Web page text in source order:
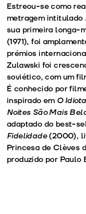
Estreou-se como
metragem intitulado
sua primeira longa-
(1971), foi
prémios
Zulawski foi
soviético, com um
É conhecido por
inspirado em O Idiota
Noites São Mais
adaptado do best-
Fidelidade(2000),
Princesa de Clèves
produzido por Paulo